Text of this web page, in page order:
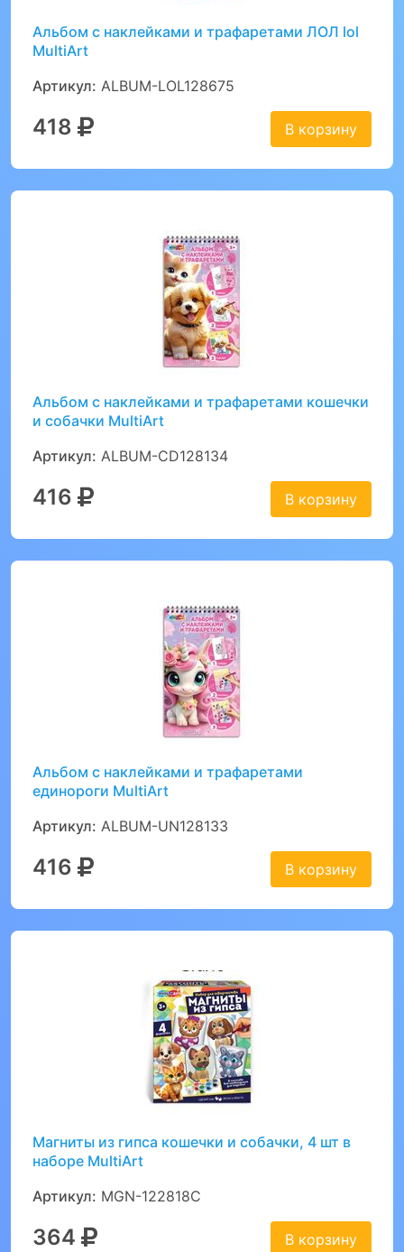
Альбом с наклейками и трафаретами ЛОЛ lol
MultiArt
Артикул: ALBUM-LOL128675
418 В корзину
Альбом с наклейками и трафаретами кошечки
и собачки MultiArt
Артикул: ALBUM-CD128134
416 В корзину
Альбом с наклейками и трафаретами
единороги MultiArt
Артикул: ALBUM-UN128133
416 В корзину
Магниты из гипса кошечки и собачки, 4 шт в
наборе MultiArt
Артикул: MGN-122818C
364 В корзину